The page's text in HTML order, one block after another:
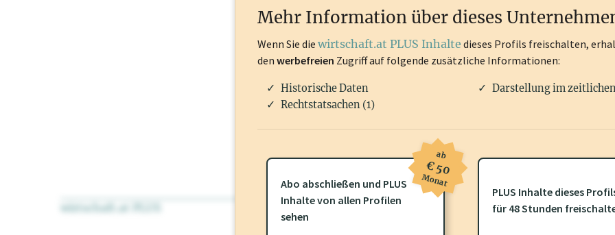
wirtschaft.at PLUS Für dieses Profil gibt es zusätzliche wirtschaft.at PLUS Inhaltedie Sie
frei oder loggen Sie sich ein um diese Inhalte zu sehen.
Mehr Information über dieses
Wenn Sie die wirtschaft.at PLUS Inhalte dieses Profils freischalten,
den werbefreien Zugriff auf folgende zusätzliche Informationen:
Historische Daten
Darstellung im
Rechtstatsachen (1)
Abo abschließen und PLUS
Inhalte von allen Profilen
sehen
ab
€ 50
Monat
PLUS Inhalte dieses
für 48 Stunden